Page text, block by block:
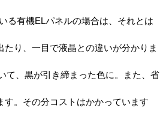
る有機ELパネルの場合は、それとは
り、一目で液晶との違いが分かりま
て、黒が引き締まった色に。また、省
。その分コストはかかっています